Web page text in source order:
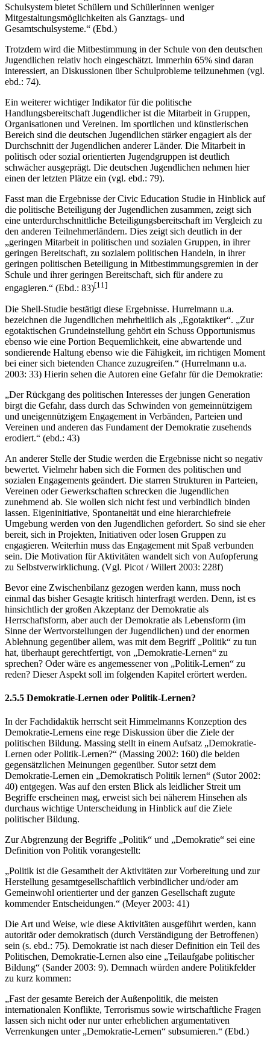
Schulsystem bietet Schülern und Schülerinnen weniger
Mitgestaltungsmöglichkeiten als Ganztags- und
Gesamtschulsysteme.“ (Ebd.)
Trotzdem wird die Mitbestimmung in der Schule von den deutschen
Jugendlichen relativ hoch eingeschätzt. Immerhin 65% sind daran
interessiert, an Diskussionen über Schulprobleme teilzunehmen (vgl.
ebd.: 74).
Ein weiterer wichtiger Indikator für die politische
Handlungsbereitschaft Jugendlicher ist die Mitarbeit in Gruppen,
Organisationen und Vereinen. Im sportlichen und künstlerischen
Bereich sind die deutschen Jugendlichen stärker engagiert als der
Durchschnitt der Jugendlichen anderer Länder. Die Mitarbeit in
politisch oder sozial orientierten Jugendgruppen ist deutlich
schwächer ausgeprägt. Die deutschen Jugendlichen nehmen hier
einen der letzten Plätze ein (vgl. ebd.: 79).
Fasst man die Ergebnisse der Civic Education Studie in Hinblick auf
die politische Beteiligung der Jugendlichen zusammen, zeigt sich
eine unterdurchschnittliche Beteiligungsbereitschaft im Vergleich zu
den anderen Teilnehmerländern. Dies zeigt sich deutlich in der
„geringen Mitarbeit in politischen und sozialen Gruppen, in ihrer
geringen Bereitschaft, zu sozialem politischen Handeln, in ihrer
geringen politischen Beteiligung in Mitbestimmungsgremien in der
Schule und ihrer geringen Bereitschaft, sich für andere zu
engagieren.“ (Ebd.: 83)[11]
Die Shell-Studie bestätigt diese Ergebnisse. Hurrelmann u.a.
bezeichnen die Jugendlichen mehrheitlich als „Egotaktiker“. „Zur
egotaktischen Grundeinstellung gehört ein Schuss Opportunismus
ebenso wie eine Portion Bequemlichkeit, eine abwartende und
sondierende Haltung ebenso wie die Fähigkeit, im richtigen Moment
bei einer sich bietenden Chance zuzugreifen.“ (Hurrelmann u.a.
2003: 33) Hierin sehen die Autoren eine Gefahr für die Demokratie:
„Der Rückgang des politischen Interesses der jungen Generation
birgt die Gefahr, dass durch das Schwinden von gemeinnützigem
und uneigennützigem Engagement in Verbänden, Parteien und
Vereinen und anderen das Fundament der Demokratie zusehends
erodiert.“ (ebd.: 43)
An anderer Stelle der Studie werden die Ergebnisse nicht so negativ
bewertet. Vielmehr haben sich die Formen des politischen und
sozialen Engagements geändert. Die starren Strukturen in Parteien,
Vereinen oder Gewerkschaften schrecken die Jugendlichen
zunehmend ab. Sie wollen sich nicht fest und verbindlich binden
lassen. Eigeninitiative, Spontaneität und eine hierarchiefreie
Umgebung werden von den Jugendlichen gefordert. So sind sie eher
bereit, sich in Projekten, Initiativen oder losen Gruppen zu
engagieren. Weiterhin muss das Engagement mit Spaß verbunden
sein. Die Motivation für Aktivitäten wandelt sich von Aufopferung
zu Selbstverwirklichung. (Vgl. Picot / Willert 2003: 228f)
Bevor eine Zwischenbilanz gezogen werden kann, muss noch
einmal das bisher Gesagte kritisch hinterfragt werden. Denn, ist es
hinsichtlich der großen Akzeptanz der Demokratie als
Herrschaftsform, aber auch der Demokratie als Lebensform (im
Sinne der Wertvorstellungen der Jugendlichen) und der enormen
Ablehnung gegenüber allem, was mit dem Begriff „Politik“ zu tun
hat, überhaupt gerechtfertigt, von „Demokratie-Lernen“ zu
sprechen? Oder wäre es angemessener von „Politik-Lernen“ zu
reden? Dieser Aspekt soll im folgenden Kapitel erörtert werden.
2.5.5 Demokratie-Lernen oder Politik-Lernen?
In der Fachdidaktik herrscht seit Himmelmanns Konzeption des
Demokratie-Lernens eine rege Diskussion über die Ziele der
politischen Bildung. Massing stellt in einem Aufsatz „Demokratie-
Lernen oder Politik-Lernen?“ (Massing 2002: 160) die beiden
gegensätzlichen Meinungen gegenüber. Sutor setzt dem
Demokratie-Lernen ein „Demokratisch Politik lernen“ (Sutor 2002:
40) entgegen. Was auf den ersten Blick als leidlicher Streit um
Begriffe erscheinen mag, erweist sich bei näherem Hinsehen als
durchaus wichtige Unterscheidung in Hinblick auf die Ziele
politischer Bildung.
Zur Abgrenzung der Begriffe „Politik“ und „Demokratie“ sei eine
Definition von Politik vorangestellt:
„Politik ist die Gesamtheit der Aktivitäten zur Vorbereitung und zur
Herstellung gesamtgesellschaftlich verbindlicher und/oder am
Gemeinwohl orientierter und der ganzen Gesellschaft zugute
kommender Entscheidungen.“ (Meyer 2003: 41)
Die Art und Weise, wie diese Aktivitäten ausgeführt werden, kann
autoritär oder demokratisch (durch Verständigung der Betroffenen)
sein (s. ebd.: 75). Demokratie ist nach dieser Definition ein Teil des
Politischen, Demokratie-Lernen also eine „Teilaufgabe politischer
Bildung“ (Sander 2003: 9). Demnach würden andere Politikfelder
zu kurz kommen:
„Fast der gesamte Bereich der Außenpolitik, die meisten
internationalen Konflikte, Terrorismus sowie wirtschaftliche Fragen
lassen sich nicht oder nur unter erheblichen argumentativen
Verrenkungen unter „Demokratie-Lernen“ subsumieren.“ (Ebd.)